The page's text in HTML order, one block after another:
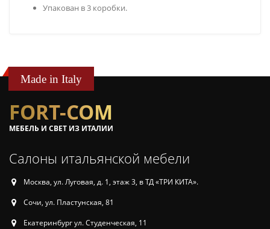
Упакован в 3 коробки.
Made in Italy
FORT-COM
МЕБЕЛЬ И СВЕТ ИЗ ИТАЛИИ
Салоны итальянской мебели
Москва, ул. Луговая, д. 1, этаж 3, в ТД «ТРИ КИТА».
Сочи, ул. Пластунская, 81
Екатеринбург ул. Студенческая, 11